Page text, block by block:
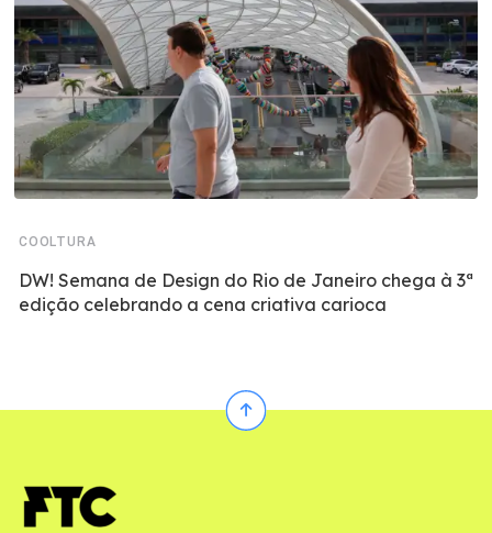
COOLTURA
DW! Semana de Design do Rio de Janeiro chega à 3ª
edição celebrando a cena criativa carioca